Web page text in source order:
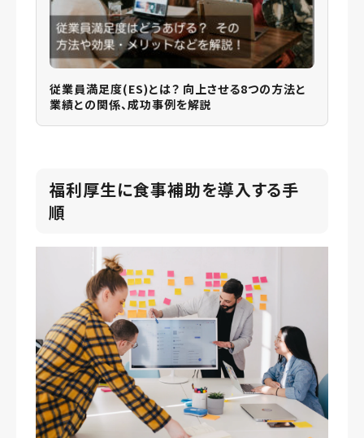
従業員満足度(ES)とは？ 向上させる8つの方法と
業績との関係、成功事例を解説
福利厚生に食事補助を導入する手
順